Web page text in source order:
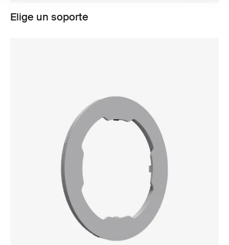
Elige un soporte